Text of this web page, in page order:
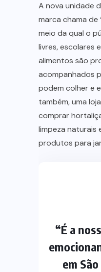
A nova unidade
marca chama de
meio da qual o
livres, escolares
alimentos são
acompanhados
podem colher e
também, uma
comprar
limpeza naturais
produtos para
“É a
em